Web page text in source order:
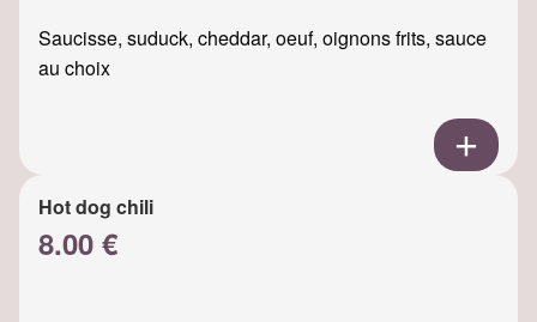
Saucisse, suduck, cheddar, oeuf, oignons frits, sauce
au choix
Hot dog chili
8.00 €